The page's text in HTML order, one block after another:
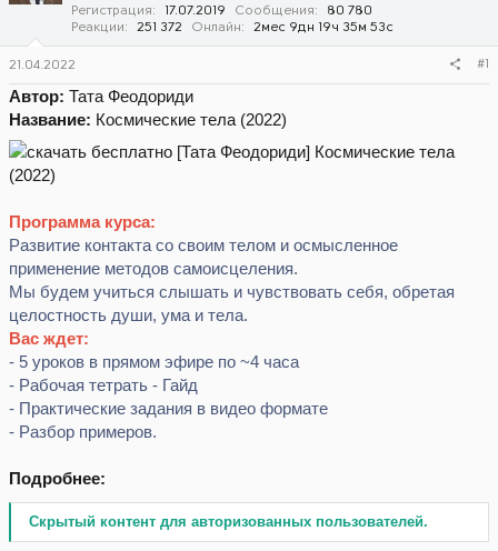
а
л
а
Регистрация 17.07.2019 Сообщения
80 780
Реакции
251 372 Онлайн 2мес 9дн 19ч 35м 53с
21.04.2022 #1
Автор: Тата Феодориди
Название: Космические тела (2022)
Программа курса:
Развитие контакта со своим телом и осмысленное
применение методов самоисцеления.
Мы будем учиться слышать и чувствовать себя, обретая
целостность души, ума и тела.
Вас ждет:
- 5 уроков в прямом эфире по ~4 часа
- Рабочая тетрать - Гайд
- Практические задания в видео формате
- Разбор примеров.
Подробнее:
Скрытый контент для авторизованных пользователей.